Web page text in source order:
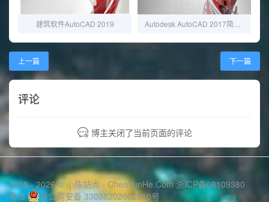
建筑软件AutoCAD 2019
上一篇 下一篇
评论
博主关闭了当前页面的评论
2008 - 2026 © 小陈站点 - ChenYunHe.Com 浙ICP备08109380
号-5
浙公网安备 33038202002010号